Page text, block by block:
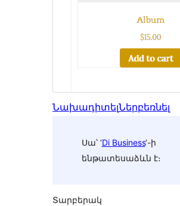
ՆախադիտելՆերբեռնել
Սա՝ ‘Di Business‘-ի
ենթատեսաձևն է։
Տարբերակ